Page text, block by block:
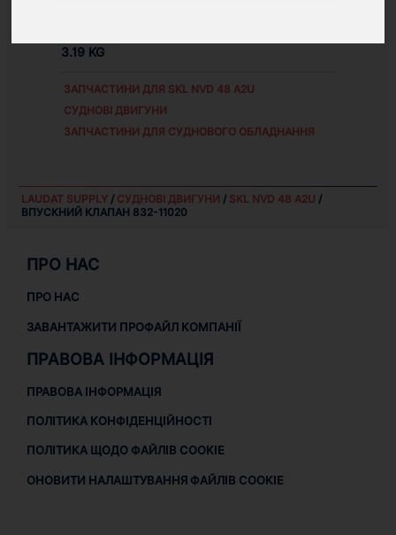
3.19 KG
ЗАПЧАСТИНИ ДЛЯ SKL NVD 48 A2U
СУДНОВІ ДВИГУНИ
ЗАПЧАСТИНИ ДЛЯ СУДНОВОГО ОБЛАДНАННЯ
LAUDAT SUPPLY/ СУДНОВІ ДВИГУНИ / SKL NVD 48 A2U /
ВПУСКНИЙ КЛАПАН 832-11020
ПРО НАС
ПРО НАС
ЗАВАНТАЖИТИ ПРОФАЙЛ КОМПАНІЇ
ПРАВОВА ІНФОРМАЦІЯ
ПРАВОВА ІНФОРМАЦІЯ
ПОЛІТИКА КОНФІДЕНЦІЙНОСТІ
ПОЛІТИКА ЩОДО ФАЙЛІВ COOKIE
ОНОВИТИ НАЛАШТУВАННЯ ФАЙЛІВ COOKIE